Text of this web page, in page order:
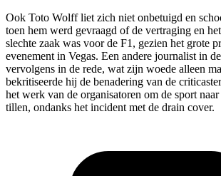
Ook Toto Wolff liet zich niet onbetuigd en
toen hem werd gevraagd of de vertraging en
slechte zaak was voor de F1, gezien het grote
evenement in Vegas. Een andere journalist in
vervolgens in de rede, wat zijn woede alleen
bekritiseerde hij de benadering van de
het werk van de organisatoren om de sport
tillen, ondanks het incident met de drain cover.